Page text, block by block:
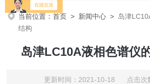
当前位置：首页 > 新闻中心 > 岛津
结构
岛津LC10A液相色谱仪
更新时间：2021-10-18 点击次